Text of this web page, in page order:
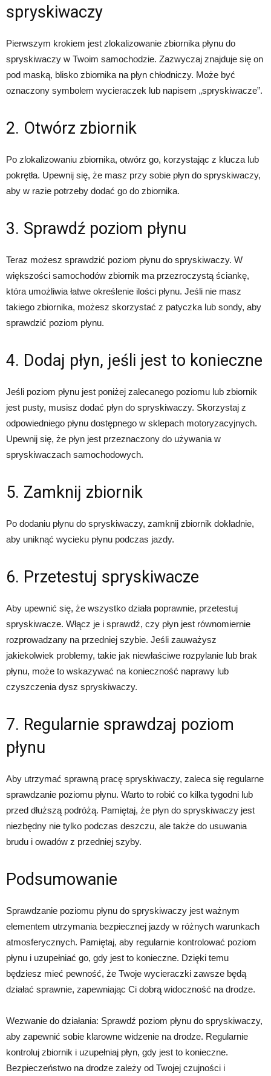
spryskiwaczy
Pierwszym krokiem jest zlokalizowanie zbiornika płynu do
spryskiwaczy w Twoim samochodzie. Zazwyczaj znajduje się on
pod maską, blisko zbiornika na płyn chłodniczy. Może być
oznaczony symbolem wycieraczek lub napisem „spryskiwacze”.
2. Otwórz zbiornik
Po zlokalizowaniu zbiornika, otwórz go, korzystając z klucza lub
pokrętła. Upewnij się, że masz przy sobie płyn do spryskiwaczy,
aby w razie potrzeby dodać go do zbiornika.
3. Sprawdź poziom płynu
Teraz możesz sprawdzić poziom płynu do spryskiwaczy. W
większości samochodów zbiornik ma przezroczystą ściankę,
która umożliwia łatwe określenie ilości płynu. Jeśli nie masz
takiego zbiornika, możesz skorzystać z patyczka lub sondy, aby
sprawdzić poziom płynu.
4. Dodaj płyn, jeśli jest to konieczne
Jeśli poziom płynu jest poniżej zalecanego poziomu lub zbiornik
jest pusty, musisz dodać płyn do spryskiwaczy. Skorzystaj z
odpowiedniego płynu dostępnego w sklepach motoryzacyjnych.
Upewnij się, że płyn jest przeznaczony do używania w
spryskiwaczach samochodowych.
5. Zamknij zbiornik
Po dodaniu płynu do spryskiwaczy, zamknij zbiornik dokładnie,
aby uniknąć wycieku płynu podczas jazdy.
6. Przetestuj spryskiwacze
Aby upewnić się, że wszystko działa poprawnie, przetestuj
spryskiwacze. Włącz je i sprawdź, czy płyn jest równomiernie
rozprowadzany na przedniej szybie. Jeśli zauważysz
jakiekolwiek problemy, takie jak niewłaściwe rozpylanie lub brak
płynu, może to wskazywać na konieczność naprawy lub
czyszczenia dysz spryskiwaczy.
7. Regularnie sprawdzaj poziom
płynu
Aby utrzymać sprawną pracę spryskiwaczy, zaleca się regularne
sprawdzanie poziomu płynu. Warto to robić co kilka tygodni lub
przed dłuższą podróżą. Pamiętaj, że płyn do spryskiwaczy jest
niezbędny nie tylko podczas deszczu, ale także do usuwania
brudu i owadów z przedniej szyby.
Podsumowanie
Sprawdzanie poziomu płynu do spryskiwaczy jest ważnym
elementem utrzymania bezpiecznej jazdy w różnych warunkach
atmosferycznych. Pamiętaj, aby regularnie kontrolować poziom
płynu i uzupełniać go, gdy jest to konieczne. Dzięki temu
będziesz mieć pewność, że Twoje wycieraczki zawsze będą
działać sprawnie, zapewniając Ci dobrą widoczność na drodze.
Wezwanie do działania: Sprawdź poziom płynu do spryskiwaczy,
aby zapewnić sobie klarowne widzenie na drodze. Regularnie
kontroluj zbiornik i uzupełniaj płyn, gdy jest to konieczne.
Bezpieczeństwo na drodze zależy od Twojej czujności i